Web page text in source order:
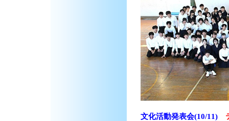
文化活動発表会(10/11)